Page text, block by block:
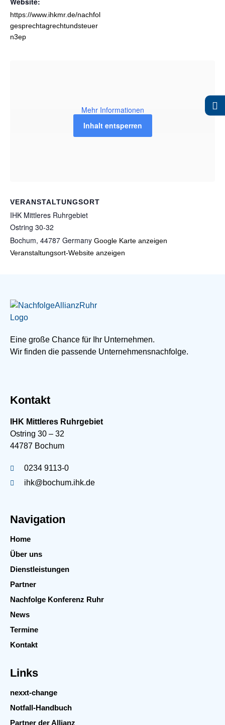
https://www.ihkmr.de/nachfol
gesprechtagrechtundsteuer
n3ep
VERANSTALTUNGSORT
IHK Mittleres Ruhrgebiet
Ostring 30-32
Bochum, 44787 Germany Google Karte anzeigen
Veranstaltungsort-Website anzeigen
Mehr Informationen
Inhalt entsperren
Eine große Chance für Ihr Unternehmen.
Wir finden die passende Unternehmensnachfolge.
Kontakt
IHK Mittleres Ruhrgebiet
Ostring 30 – 32
44787 Bochum
0234 9113-0
ihk@bochum.ihk.de
Navigation
Home
Über uns
Dienstleistungen
Partner
Nachfolge Konferenz Ruhr
News
Termine
Kontakt
Links
nexxt-change
Notfall-Handbuch
Partner der Allianz